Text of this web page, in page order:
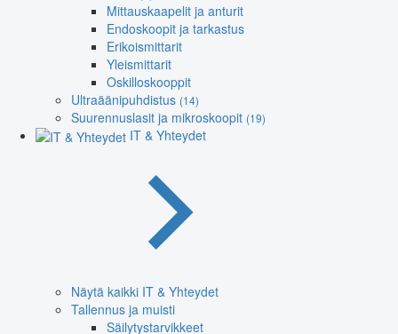
Mittauskaapelit ja anturit
Endoskoopit ja tarkastus
Erikoismittarit
Yleismittarit
Oskilloskooppit
Ultraäänipuhdistus (14)
Suurennuslasit ja mikroskoopit (19)
IT & Yhteydet
Näytä kaikki IT & Yhteydet
Tallennus ja muisti
Säilytystarvikkeet